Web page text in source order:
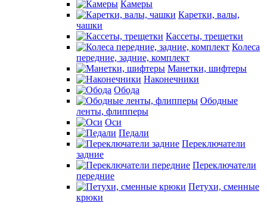
Камеры
Каретки, валы,
чашки
Кассеты, трещетки
Колеса
передние, задние, комплект
Манетки, шифтеры
Наконечники
Обода
Ободные
ленты, флипперы
Оси
Педали
Переключатели
задние
Переключатели
передние
Петухи, сменные
крюки